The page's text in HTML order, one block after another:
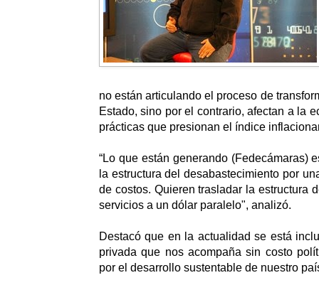
no están articulando el proceso de
Estado, sino por el contrario, afectan a la
prácticas que presionan el índice
“Lo que están generando (Fedecámaras)
la estructura del desabastecimiento por
de costos. Quieren trasladar la estructura
servicios a un dólar paralelo", analizó.
Destacó que en la actualidad se está
privada que nos acompaña sin costo
por el desarrollo sustentable de nuestro